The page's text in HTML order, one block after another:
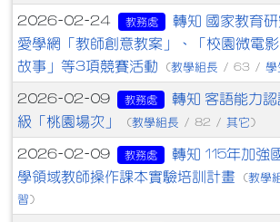
2026-02-24 教務處
轉知 國家教育
愛學網「教師創意教案」、「校園微電
故事」等3項競賽活動
(教學組長 / 63 / 學
2026-02-09 教務處
轉知 客語能力
級「桃園場次」
(教學組長 / 82 / 其它 )
2026-02-09 教務處
轉知 115年加強
學領域教師操作課本實驗培訓計畫
(教學
習 )